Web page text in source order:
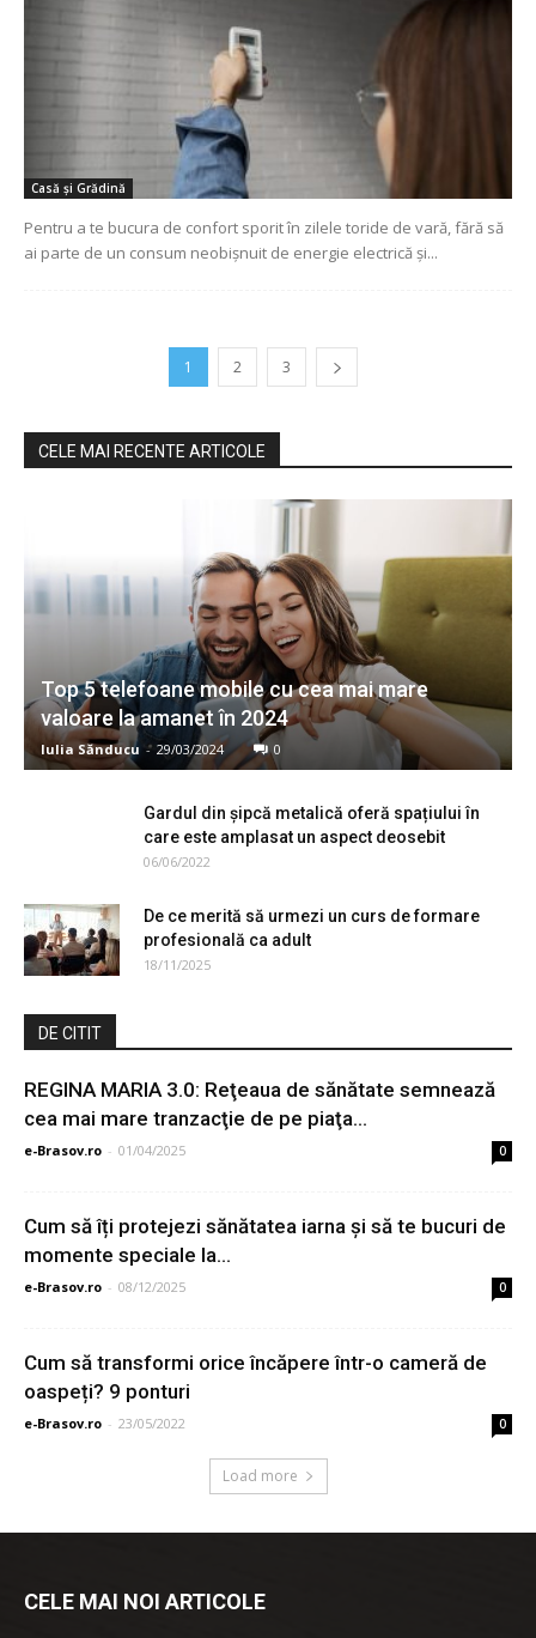
Casă și Grădină
Pentru a te bucura de confort sporit în zilele toride de vară, fără să
ai parte de un consum neobișnuit de energie electrică și...
1 2 3
CELE MAI RECENTE ARTICOLE
Top 5 telefoane mobile cu cea mai mare
valoare la amanet în 2024
Iulia Sănducu - 29/03/2024 0
Gardul din șipcă metalică oferă spațiului în
care este amplasat un aspect deosebit
06/06/2022
De ce merită să urmezi un curs de formare
profesională ca adult
18/11/2025
DE CITIT
REGINA MARIA 3.0: Reţeaua de sănătate semnează
cea mai mare tranzacţie de pe piaţa...
e-Brasov.ro - 01/04/2025 0
Cum să îți protejezi sănătatea iarna și să te bucuri de
momente speciale la...
e-Brasov.ro - 08/12/2025 0
Cum să transformi orice încăpere într-o cameră de
oaspeți? 9 ponturi
e-Brasov.ro - 23/05/2022 0
Load more
CELE MAI NOI ARTICOLE